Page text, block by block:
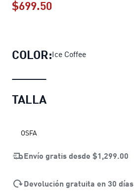
$699.50
COLOR:Ice Coffee
TALLA
OSFA
Envío gratis desde $1,299.00
Devolución gratuita en 30 días